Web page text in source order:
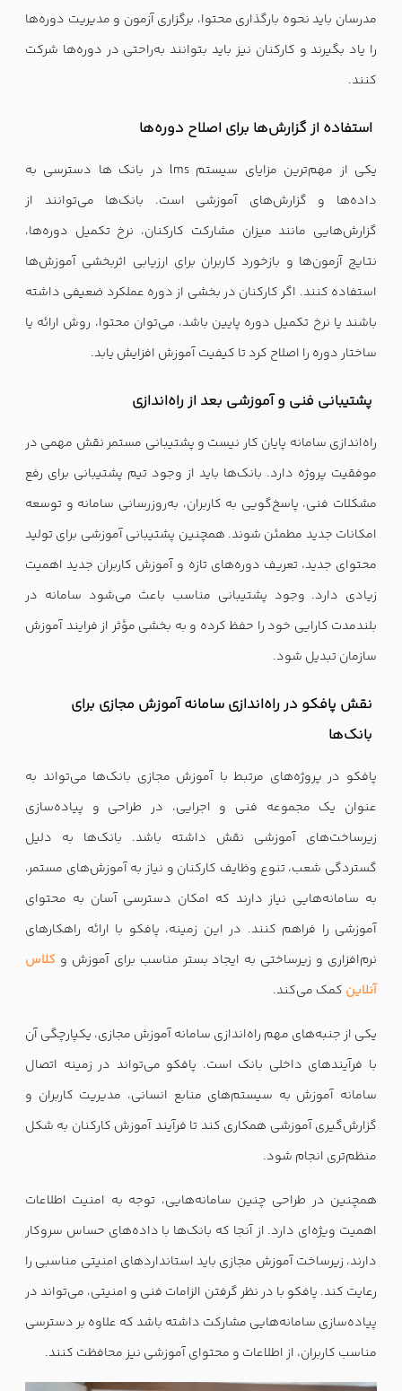
مدرسان باید نحوه بارگذاری محتوا، برگزاری آزمون و مدیریت دوره‌ها
را یاد بگیرند و کارکنان نیز باید بتوانند به‌راحتی در دوره‌ها شرکت
کنند.
استفاده از گزارش‌ها برای اصلاح دوره‌ها
یکی از مهم‌ترین مزایای سیستم lms در بانک ها دسترسی به
داده‌ها و گزارش‌های آموزشی است. بانک‌ها می‌توانند از
گزارش‌هایی مانند میزان مشارکت کارکنان، نرخ تکمیل دوره‌ها،
نتایج آزمون‌ها و بازخورد کاربران برای ارزیابی اثربخشی آموزش‌ها
استفاده کنند. اگر کارکنان در بخشی از دوره عملکرد ضعیفی داشته
باشند یا نرخ تکمیل دوره پایین باشد، می‌توان محتوا، روش ارائه یا
ساختار دوره را اصلاح کرد تا کیفیت آموزش افزایش یابد.
پشتیبانی فنی و آموزشی بعد از راه‌اندازی
راه‌اندازی سامانه پایان کار نیست و پشتیبانی مستمر نقش مهمی در
موفقیت پروژه دارد. بانک‌ها باید از وجود تیم پشتیبانی برای رفع
مشکلات فنی، پاسخ‌گویی به کاربران، به‌روزرسانی سامانه و توسعه
امکانات جدید مطمئن شوند. همچنین پشتیبانی آموزشی برای تولید
محتوای جدید، تعریف دوره‌های تازه و آموزش کاربران جدید اهمیت
زیادی دارد. وجود پشتیبانی مناسب باعث می‌شود سامانه در
بلندمدت کارایی خود را حفظ کرده و به بخشی مؤثر از فرایند آموزش
سازمان تبدیل شود.
نقش پافکو در راه‌اندازی سامانه آموزش مجازی برای
بانک‌ها
پافکو در پروژه‌های مرتبط با آموزش مجازی بانک‌ها می‌تواند به
عنوان یک مجموعه فنی و اجرایی، در طراحی و پیاده‌سازی
زیرساخت‌های آموزشی نقش داشته باشد. بانک‌ها به دلیل
گستردگی شعب، تنوع وظایف کارکنان و نیاز به آموزش‌های مستمر،
به سامانه‌هایی نیاز دارند که امکان دسترسی آسان به محتوای
آموزشی را فراهم کنند. در این زمینه، پافکو با ارائه راهکارهای
نرم‌افزاری و زیرساختی به ایجاد بستر مناسب برای آموزش و کلاس
آنلاین کمک می‌کند.
یکی از جنبه‌های مهم راه‌اندازی سامانه آموزش مجازی، یکپارچگی آن
با فرآیندهای داخلی بانک است. پافکو می‌تواند در زمینه اتصال
سامانه آموزش به سیستم‌های منابع انسانی، مدیریت کاربران و
گزارش‌گیری آموزشی همکاری کند تا فرآیند آموزش کارکنان به شکل
منظم‌تری انجام شود.
همچنین در طراحی چنین سامانه‌هایی، توجه به امنیت اطلاعات
اهمیت ویژه‌ای دارد. از آنجا که بانک‌ها با داده‌های حساس سروکار
دارند، زیرساخت آموزش مجازی باید استانداردهای امنیتی مناسبی را
رعایت کند. پافکو با در نظر گرفتن الزامات فنی و امنیتی، می‌تواند در
پیاده‌سازی سامانه‌هایی مشارکت داشته باشد که علاوه بر دسترسی
مناسب کاربران، از اطلاعات و محتوای آموزشی نیز محافظت کنند.